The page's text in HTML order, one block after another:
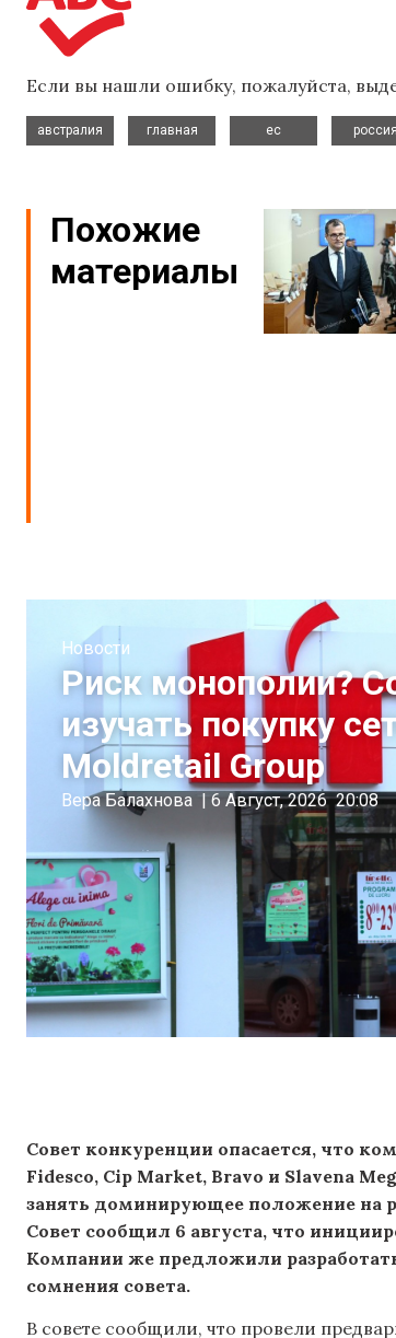
Если вы нашли ошибку, пожалуйста,
австралия
главная
ес
россия
Похожие
материалы
Новости
Риск монополии?
изучать покупку
Moldretail Group
Вера Балахнова | 6 Август, 2026 20:08
Совет конкуренции опасается, что
Fidesco, Cip Market, Bravo и Slavena
занять доминирующее положение на
Совет сообщил 6 августа, что
Компании же предложили
сомнения совета.
В совете сообщили, что провели